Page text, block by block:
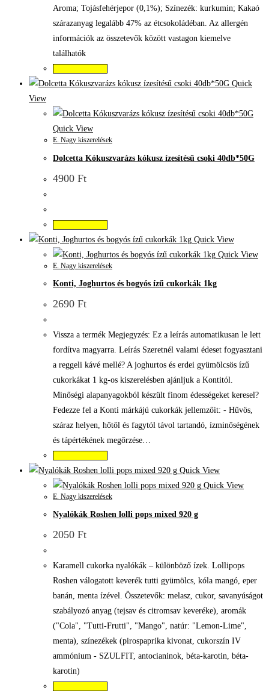
Aroma; Tojásfehérjepor (0,1%); Színezék: kurkumin; Kakaó
szárazanyag legalább 47% az étcsokoládéban. Az allergén
információk az összetevők között vastagon kiemelve
találhatók
Quick
View
Quick View
E. Nagy kiszerelések
Dolcetta Kókuszvarázs kókusz ízesítésű csoki 40db*50G
4900 Ft
Quick View
Quick View
E. Nagy kiszerelések
Konti, Joghurtos és bogyós ízű cukorkák 1kg
2690 Ft
Vissza a termék Megjegyzés: Ez a leírás automatikusan le lett
fordítva magyarra. Leírás Szeretnél valami édeset fogyasztani
a reggeli kávé mellé? A joghurtos és erdei gyümölcsös ízű
cukorkákat 1 kg-os kiszerelésben ajánljuk a Kontitól.
Minőségi alapanyagokból készült finom édességeket keresel?
Fedezze fel a Konti márkájú cukorkák jellemzőit: - Hűvös,
száraz helyen, hőtől és fagytól távol tartandó, ízminőségének
és tápértékének megőrzése…
Quick View
Quick View
E. Nagy kiszerelések
Nyalókák Roshen lolli pops mixed 920 g
2050 Ft
Karamell cukorka nyalókák – különböző ízek. Lollipops
Roshen válogatott keverék tutti gyümölcs, kóla mangó, eper
banán, menta ízével. Összetevők: melasz, cukor, savanyúságot
szabályozó anyag (tejsav és citromsav keveréke), aromák
("Cola", "Tutti-Frutti", "Mango", natúr: "Lemon-Lime",
menta), színezékek (pirospaprika kivonat, cukorszín IV
ammónium - SZULFIT, antocianinok, béta-karotin, béta-
karotin)